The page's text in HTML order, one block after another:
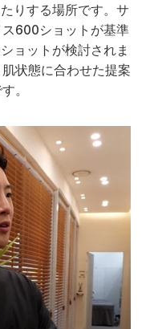
りする場所です。サ
600ショットが基準
ョットが検討されま
状態に合わせた提案
。